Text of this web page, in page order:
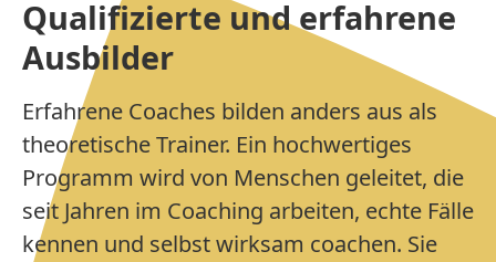
Qualifizierte und erfahrene
Ausbilder
Erfahrene Coaches bilden anders aus als
theoretische Trainer. Ein hochwertiges
Programm wird von Menschen geleitet, die
seit Jahren im Coaching arbeiten, echte Fälle
kennen und selbst wirksam coachen. Sie